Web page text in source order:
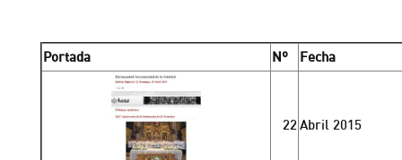
Portada Nº Fecha
22Abril 2015